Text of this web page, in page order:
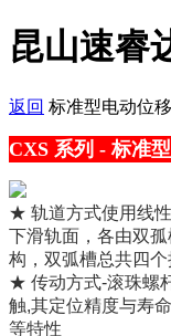
昆山速睿
返回 标准型电动位
CXS 系列 - 标准型
★ 轨道方式使用线
下滑轨面，各由双
构，双弧槽总共四
★ 传动方式-滚珠螺
触,其定位精度与寿
等特性